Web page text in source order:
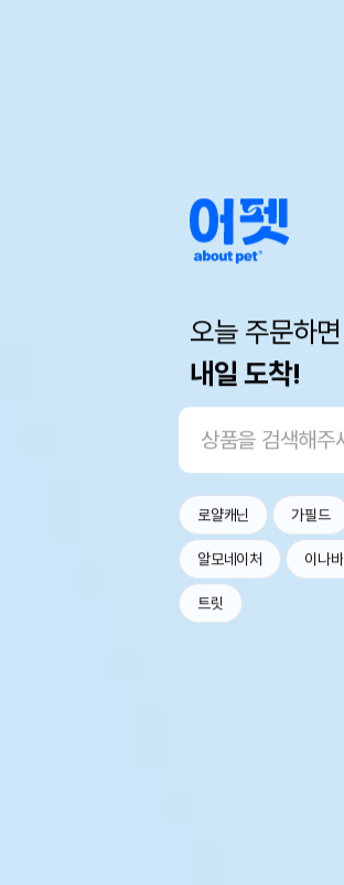
오늘 주문하면
내일 도착!
로얄캐닌 가필드
알모네이처 이나바
트릿